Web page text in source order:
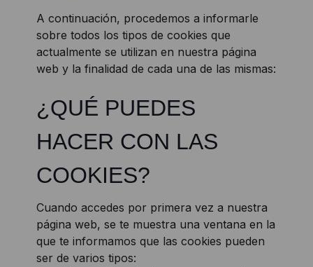
A continuación, procedemos a informarle
sobre todos los tipos de cookies que
actualmente se utilizan en nuestra página
web y la finalidad de cada una de las mismas:
¿QUÉ PUEDES
HACER CON LAS
COOKIES?
Cuando accedes por primera vez a nuestra
página web, se te muestra una ventana en la
que te informamos que las cookies pueden
ser de varios tipos: